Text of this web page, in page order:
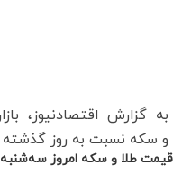
قیمت طلا و سکه امروز سه‌شنبه ۱۵ آبان 1403/ کاهش قیمت طلا+جدول